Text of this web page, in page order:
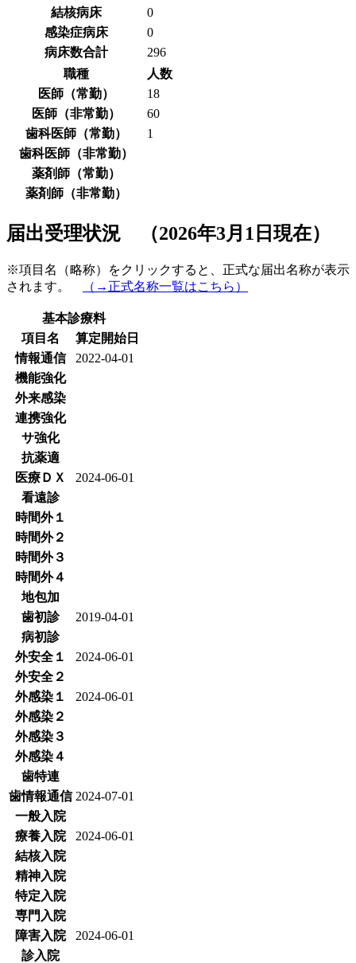
結核病床
0
感染症病床
0
病床数合計
296
職種
人数
医師（常勤）
18
医師（非常勤）
60
歯科医師（常勤）
1
歯科医師（非常勤）
薬剤師（常勤）
薬剤師（非常勤）
届出受理状況 （2026年3月1日現在）
※項目名（略称）をクリックすると、正式な届出名称が表示
されます。
（→正式名称一覧はこちら）
基本診療料
項目名
算定開始日
情報通信
2022-04-01
機能強化
外来感染
連携強化
サ強化
抗薬適
医療ＤＸ
2024-06-01
看遠診
時間外１
時間外２
時間外３
時間外４
地包加
歯初診
2019-04-01
病初診
外安全１
2024-06-01
外安全２
外感染１
2024-06-01
外感染２
外感染３
外感染４
歯特連
歯情報通信 2024-07-01
一般入院
療養入院
2024-06-01
結核入院
精神入院
特定入院
専門入院
障害入院
2024-06-01
診入院